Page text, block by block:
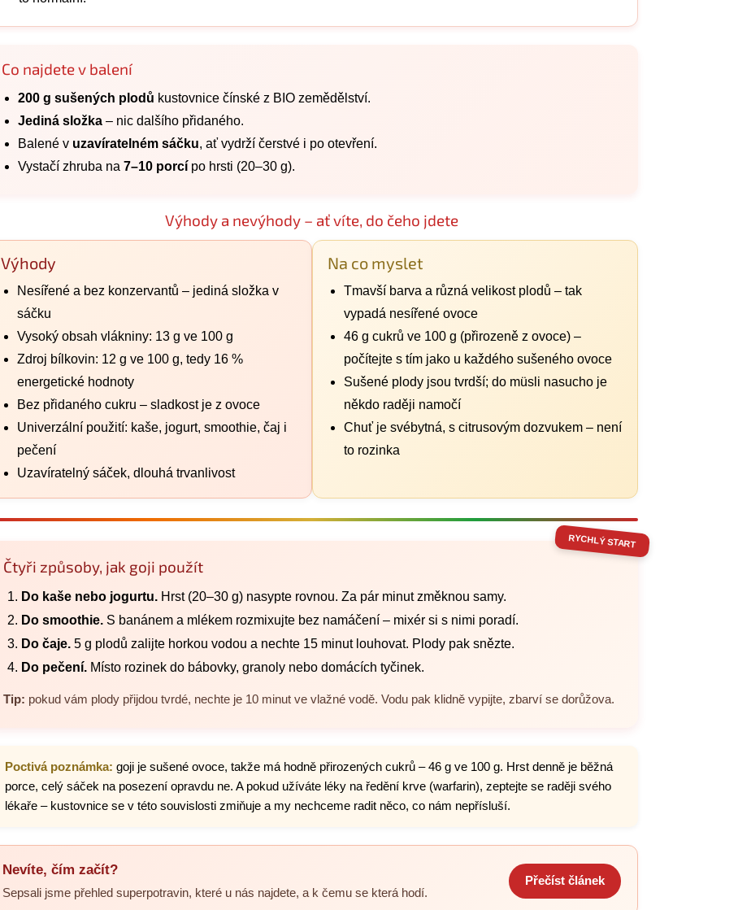
Co najdete v balení
200 g sušených plodů kustovnice čínské z BIO zemědělství.
Jediná složka – nic dalšího přidaného.
Balené v uzavíratelném sáčku, ať vydrží čerstvé i po otevření.
Vystačí zhruba na 7–10 porcí po hrsti (20–30 g).
Výhody a nevýhody – ať víte, do čeho jdete
Výhody
Nesířené a bez konzervantů – jediná složka v
sáčku
Vysoký obsah vlákniny: 13 g ve 100 g
Zdroj bílkovin: 12 g ve 100 g, tedy 16 %
energetické hodnoty
Bez přidaného cukru – sladkost je z ovoce
Univerzální použití: kaše, jogurt, smoothie, čaj i
pečení
Uzavíratelný sáček, dlouhá trvanlivost
Na co myslet
Tmavší barva a různá velikost plodů – tak
vypadá nesířené ovoce
46 g cukrů ve 100 g (přirozeně z ovoce) –
počítejte s tím jako u každého sušeného ovoce
Sušené plody jsou tvrdší; do müsli nasucho je
někdo raději namočí
Chuť je svébytná, s citrusovým dozvukem – není
to rozinka
RYCHLÝ START
Čtyři způsoby, jak goji použít
Do kaše nebo jogurtu. Hrst (20–30 g) nasypte rovnou. Za pár minut změknou samy.
Do smoothie. S banánem a mlékem rozmixujte bez namáčení – mixér si s nimi poradí.
Do čaje. 5 g plodů zalijte horkou vodou a nechte 15 minut louhovat. Plody pak snězte.
Do pečení. Místo rozinek do bábovky, granoly nebo domácích tyčinek.
Tip: pokud vám plody přijdou tvrdé, nechte je 10 minut ve vlažné vodě. Vodu pak klidně vypijte, zbarví se dorůžova.
Poctivá poznámka: goji je sušené ovoce, takže má hodně přirozených cukrů – 46 g ve 100 g. Hrst denně je běžná
porce, celý sáček na posezení opravdu ne. A pokud užíváte léky na ředění krve (warfarin), zeptejte se raději svého
lékaře – kustovnice se v této souvislosti zmiňuje a my nechceme radit něco, co nám nepřísluší.
Nevíte, čím začít?
Sepsali jsme přehled superpotravin, které u nás najdete, a k čemu se která hodí.
Přečíst článek